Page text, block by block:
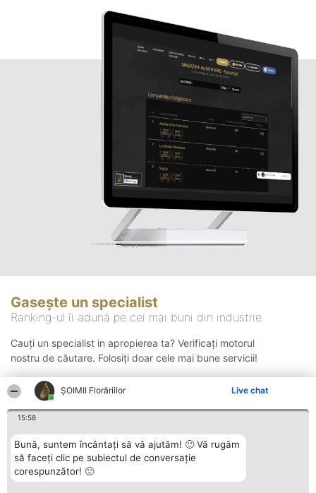
ȘOIMII Florăriilor Live chat
15:58
Bună, suntem încântați să vă ajutăm! 🙂 Vă rugăm
să faceți clic pe subiectul de conversație
corespunzător! 🙂
Gasește un specialist
Ranking-ul îi adună pe cei mai buni din industrie
Cauți un specialist in apropierea ta? Verificați motorul
nostru de căutare. Folosiți doar cele mai bune servicii!